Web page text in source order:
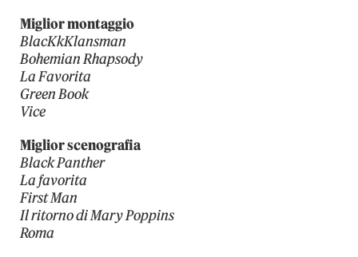
Miglior montaggio
BlacKkKlansman
Bohemian Rhapsody
La Favorita
Green Book
Vice
Miglior scenografia
Black Panther
La favorita
First Man
Il ritorno di Mary Poppins
Roma